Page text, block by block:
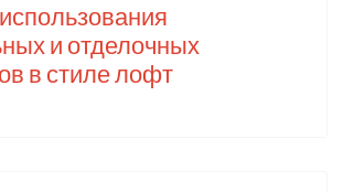
и отделочных
в стиле лофт